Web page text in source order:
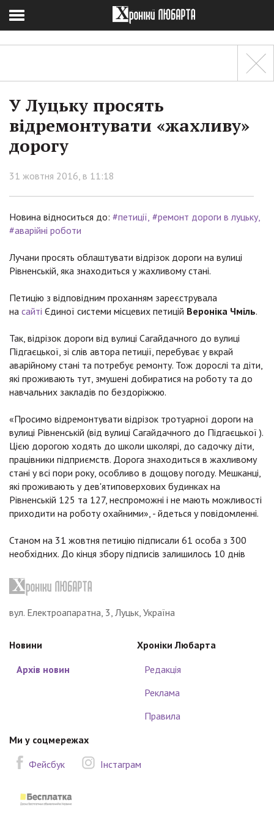
У Луцьку просять
відремонтувати «жахливу»
дорогу
31 жовтня 2016, в 11:18
Новина відноситься до: #петиції #ремонт дороги в луцьку
#аварійні роботи
Лучани просять облаштувати відрізок дороги на вулиці
Рівненській, яка знаходиться у жахливому стані.
Петицію з відповідним проханням зареєструвала
на сайті Єдиної системи місцевих петицій Вероніка Чміль.
Так, відрізок дороги від вулиці Сагайдачного до вулиці
Підгаєцької, зі слів автора петиції, перебуває у вкрай
аварійному стані та потребує ремонту. Тож дорослі та діти,
які проживають тут, змушені добиратися на роботу та до
навчальних закладів по бездоріжжю.
«Просимо відремонтувати відрізок тротуарної дороги на
вулиці Рівненській (від вулиці Сагайдачного до Підгаєцької ).
Цією дорогою ходять до школи школярі, до садочку діти,
працівники підприємств. Дорога знаходиться в жахливому
стані у всі пори року, особливо в дощову погоду. Мешканці,
які проживають у дев'ятиповерхових будинках на
Рівненській 125 та 127, неспроможні і не мають можливості
приходити на роботу охайними», - йдеться у повідомленні.
Станом на 31 жовтня петицію підписали 61 особа з 300
необхідних. До кінця збору підписів залишилось 10 днів
вул. Електроапаратна, 3, Луцьк, Україна
Новини
Архів новин
Хроніки Любарта
Редакція
Реклама
Правила
Ми у соцмережах
Фейсбук
Інстаграм